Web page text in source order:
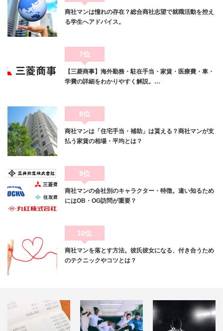
商社マンは憧れの存在？総合商社志望で就職活動を控え
る学生へアドバイス。
7位
【三菱商事】海外勤務・駐在手当・家賃・医療費・車・
学費の詳細をわかりやすく解説。…
8位
商社マンは「住宅手当・補助」は貰える？商社マンが支
払う家賃の相場・平均とは？
9位
商社マンの会社別のキャラクター・特徴。違い知るため
にはOB・OG訪問が重要？
10位
商社マンを落とす方法。彼氏彼女になる、付き合うため
のテクニックやコツとは？